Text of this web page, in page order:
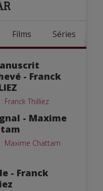
Films Séries
- Franck
Franck Thilliez
- Maxime
Maxime Chattam
- Franck